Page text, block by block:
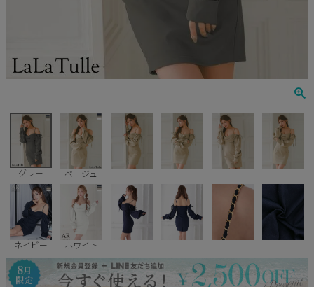
JENNNY
COMEX
Rechercher
Pleaser
グレー ベージュ
ネイビー ホワイト